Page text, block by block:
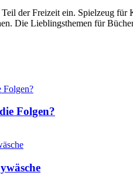
der Freizeit ein. Spielzeug
Die Lieblingsthemen für
Folgen?